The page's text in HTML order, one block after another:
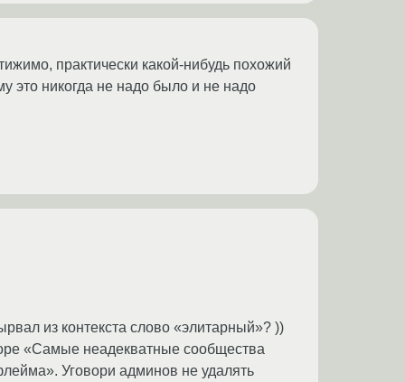
практически какой-нибудь похожий
это никогда не надо было и не надо
из контекста слово «элитарный»? ))
«Самые неадекватные сообщества
Уговори админов не удалять